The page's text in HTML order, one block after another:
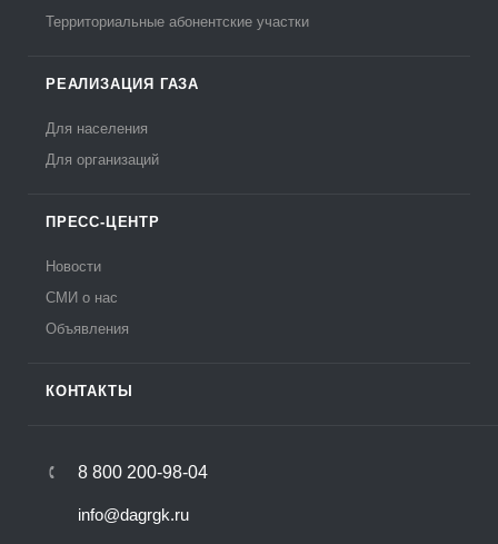
Территориальные абонентские участки
РЕАЛИЗАЦИЯ ГАЗА
Для населения
Для организаций
ПРЕСС-ЦЕНТР
Новости
СМИ о нас
Объявления
КОНТАКТЫ
8 800 200-98-04
info@dagrgk.ru